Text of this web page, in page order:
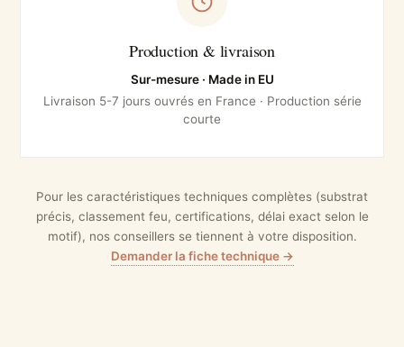
Production & livraison
Sur-mesure · Made in EU
Livraison 5-7 jours ouvrés en France · Production série
courte
Pour les caractéristiques techniques complètes (substrat
précis, classement feu, certifications, délai exact selon le
motif), nos conseillers se tiennent à votre disposition.
Demander la fiche technique →